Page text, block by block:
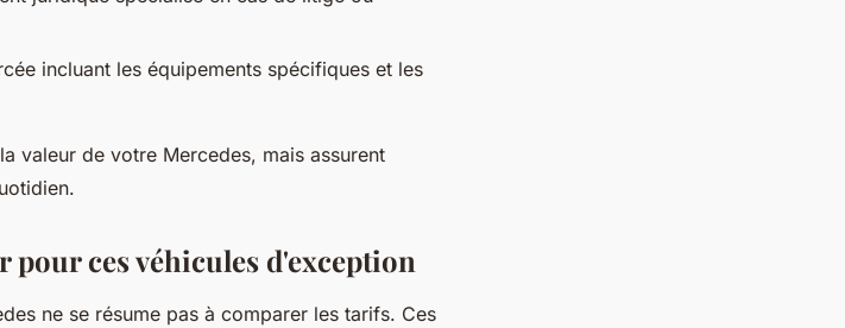
incluant les équipements spécifiques et les
valeur de votre Mercedes, mais assurent
pour ces véhicules d'exception
ne se résume pas à comparer les tarifs. Ces